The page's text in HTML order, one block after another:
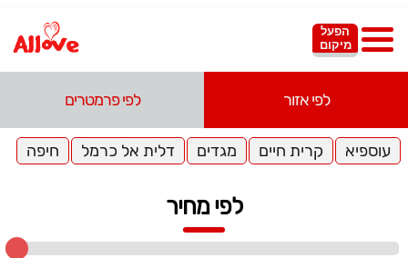
הפעל
מיקום
לפי אזור לפי פרמטרים
עוספיא קרית חיים מגדים דלית אל כרמל חיפה
לפי מחיר